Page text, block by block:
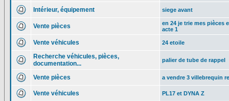
Intérieur, équipement siege avant
Vente pièces
en 24 je trie mes pièces
acte 1
Vente véhicules 24 etoile
Recherche véhicules, pièces,
documentation...
palier de tube de rappel
Vente pièces a vendre 3 villebrequin
Vente véhicules PL17 et DYNA Z